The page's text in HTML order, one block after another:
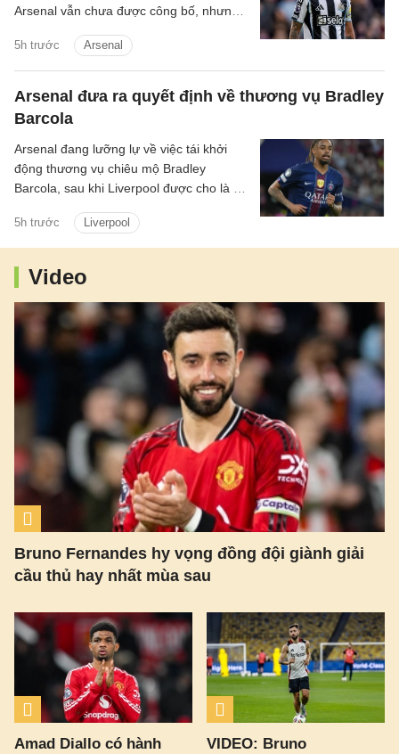
5h trước Arsenal
Arsenal vẫn chưa được công bố, nhưng
Arsenal đưa ra quyết định về thương vụ Bradley
Barcola
5h trước Liverpool
Arsenal đang lưỡng lự về việc tái khởi
động thương vụ chiêu mộ Bradley
Barcola, sau khi Liverpool được cho là đã
Video
Bruno Fernandes hy vọng đồng đội giành giải
cầu thủ hay nhất mùa sau
Amad Diallo có hành
VIDEO: Bruno